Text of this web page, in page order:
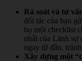
Rà soát và tư
đối tác của bạn
họ một checklist
nhất của Lãnh sự
ngay từ đầu,
Xây dựng một